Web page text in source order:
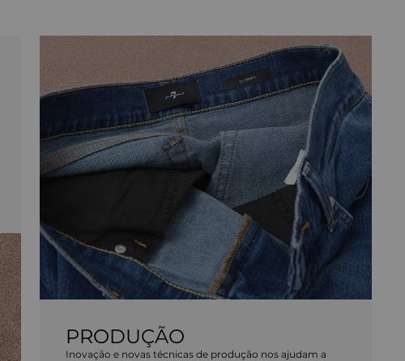
PRODUÇÃO
Inovação e novas técnicas de produção nos ajudam a